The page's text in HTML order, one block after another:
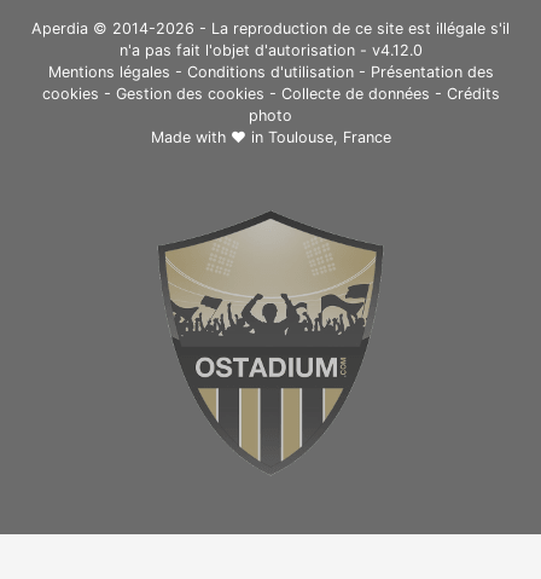
Aperdia © 2014-2026 - La reproduction de ce site est illégale s'il
n'a pas fait l'objet d'autorisation - v4.12.0
Mentions légales - Conditions d'utilisation- Présentation des
cookies - Gestion des cookies - Collecte de données - Crédits
photo
Made with ❤ in Toulouse, France